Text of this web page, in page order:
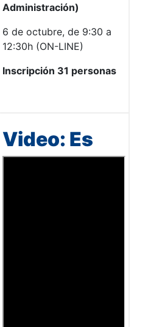
Administración)
6 de octubre, de 9:30 a
12:30h (ON-LINE)
Inscripción 31 personas
Video: Es